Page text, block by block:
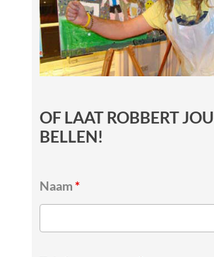
OF LAAT ROBBERT JOU
BELLEN!
Naam*